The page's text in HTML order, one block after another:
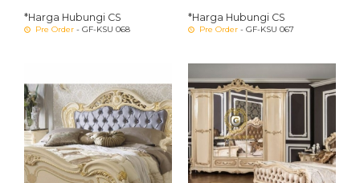
*Harga Hubungi CS
Pre Order - GF-KSU 068
*Harga Hubungi CS
Pre Order - GF-KSU 067